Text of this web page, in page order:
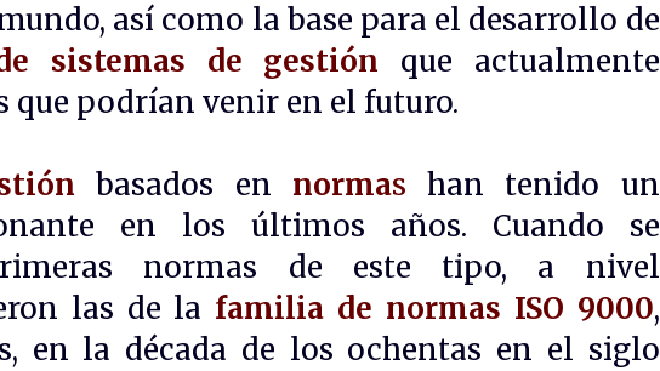
así como la base para el desarrollo de
sistemas de gestión que actualmente
que podrían venir en el futuro.
basados en normas han tenido un
en los últimos años. Cuando se
normas de este tipo, a nivel
las de la familia de normas ISO 9000,
en la década de los ochentas en el siglo